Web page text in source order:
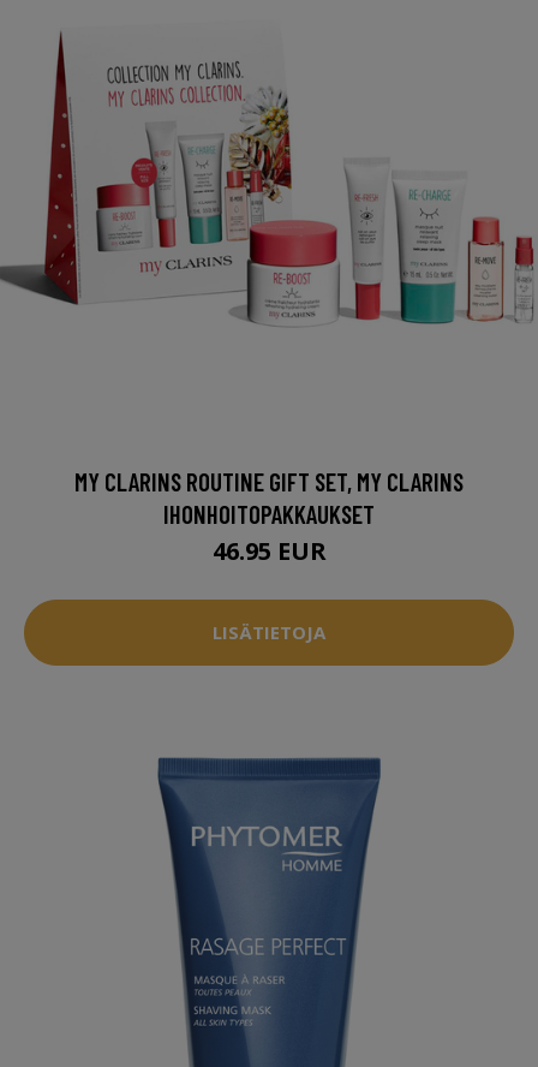
MY CLARINS ROUTINE GIFT SET, MY CLARINS
IHONHOITOPAKKAUKSET
46.95 EUR
LISÄTIETOJA